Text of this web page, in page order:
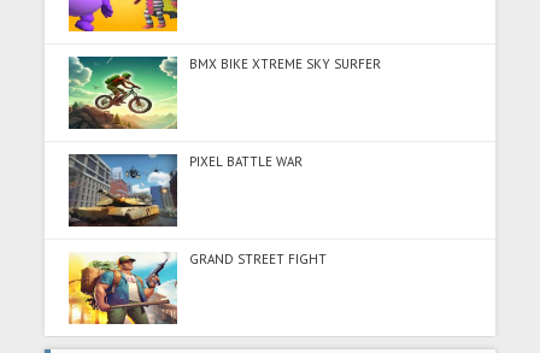
BMX BIKE XTREME SKY SURFER
PIXEL BATTLE WAR
GRAND STREET FIGHT